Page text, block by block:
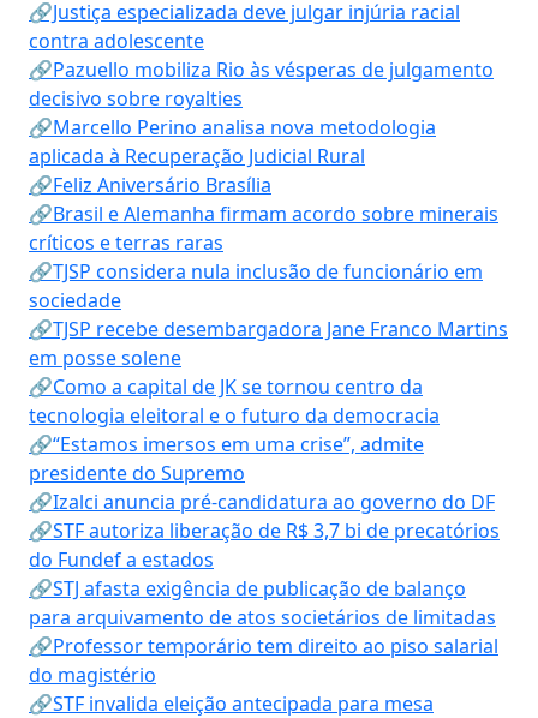
🔗Justiça especializada deve julgar injúria racial
contra adolescente
🔗Pazuello mobiliza Rio às vésperas de julgamento
decisivo sobre royalties
🔗Marcello Perino analisa nova metodologia
aplicada à Recuperação Judicial Rural
🔗Feliz Aniversário Brasília
🔗Brasil e Alemanha firmam acordo sobre minerais
críticos e terras raras
🔗TJSP considera nula inclusão de funcionário em
sociedade
🔗TJSP recebe desembargadora Jane Franco Martins
em posse solene
🔗Como a capital de JK se tornou centro da
tecnologia eleitoral e o futuro da democracia
🔗“Estamos imersos em uma crise”, admite
presidente do Supremo
🔗Izalci anuncia pré-candidatura ao governo do DF
🔗STF autoriza liberação de R$ 3,7 bi de precatórios
do Fundef a estados
🔗STJ afasta exigência de publicação de balanço
para arquivamento de atos societários de limitadas
🔗Professor temporário tem direito ao piso salarial
do magistério
🔗STF invalida eleição antecipada para mesa